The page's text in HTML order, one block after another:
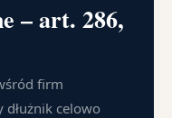
– art. 286,
firm
dłużnik celowo